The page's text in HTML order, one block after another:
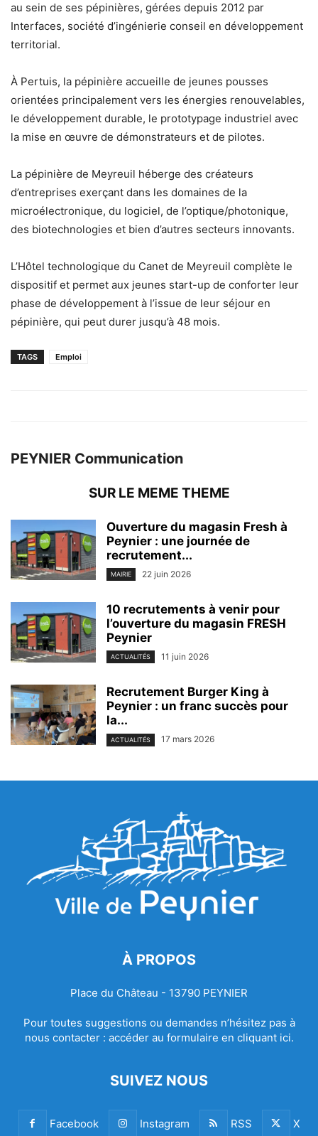
au sein de ses pépinières, gérées depuis 2012 par
Interfaces, société d’ingénierie conseil en développement
territorial.
À Pertuis, la pépinière accueille de jeunes pousses
orientées principalement vers les énergies renouvelables,
le développement durable, le prototypage industriel avec
la mise en œuvre de démonstrateurs et de pilotes.
La pépinière de Meyreuil héberge des créateurs
d’entreprises exerçant dans les domaines de la
microélectronique, du logiciel, de l’optique/photonique,
des biotechnologies et bien d’autres secteurs innovants.
L’Hôtel technologique du Canet de Meyreuil complète le
dispositif et permet aux jeunes start-up de conforter leur
phase de développement à l’issue de leur séjour en
pépinière, qui peut durer jusqu’à 48 mois.
TAGS Emploi
PEYNIER Communication
SUR LE MEME THEME
Ouverture du magasin Fresh à
Peynier : une journée de
recrutement...
MAIRIE 22 juin 2026
10 recrutements à venir pour
l’ouverture du magasin FRESH
Peynier
ACTUALITÉS 11 juin 2026
Recrutement Burger King à
Peynier : un franc succès pour
la...
ACTUALITÉS 17 mars 2026
À PROPOS
Place du Château - 13790 PEYNIER
Pour toutes suggestions ou demandes n’hésitez pas à
nous contacter : accéder au formulaire en cliquant ici.
SUIVEZ NOUS
Facebook Instagram RSS X